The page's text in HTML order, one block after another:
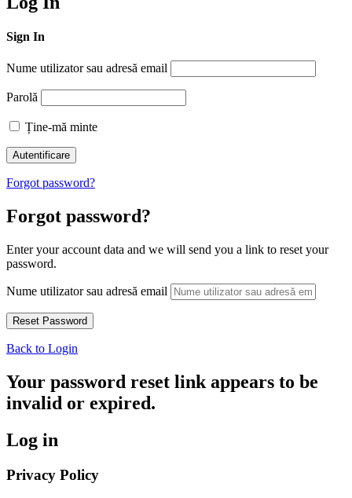
Sign In
Nume utilizator sau adresă email
Parolă
Ține-mă minte
Forgot password?
Forgot password?
Enter your account data and we will send you a link to reset your
password.
Nume utilizator sau adresă email
Back to Login
Your password reset link appears to be
invalid or expired.
Log in
Privacy Policy